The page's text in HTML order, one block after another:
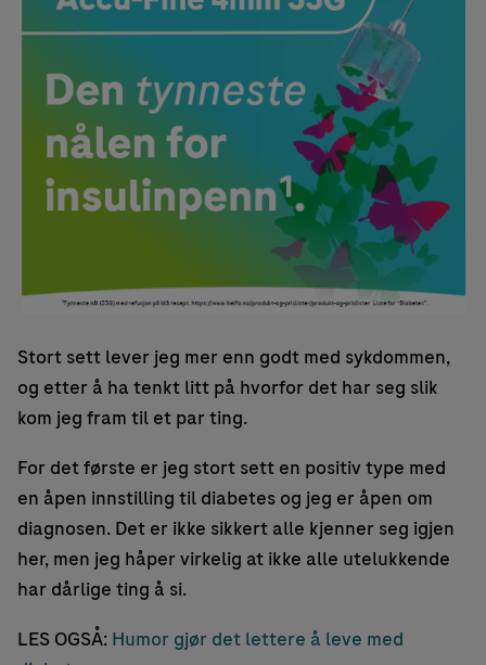
Stort sett lever jeg mer enn godt med sykdommen,
og etter å ha tenkt litt på hvorfor det har seg slik
kom jeg fram til et par ting.
For det første er jeg stort sett en positiv type med
en åpen innstilling til diabetes og jeg er åpen om
diagnosen. Det er ikke sikkert alle kjenner seg igjen
her, men jeg håper virkelig at ikke alle utelukkende
har dårlige ting å si.
LES OGSÅ: Humor gjør det lettere å leve med